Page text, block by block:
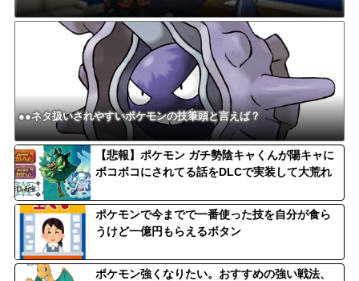
●●ネタ扱いされやすいポケモンの技筆頭と言えば？
【悲報】ポケモン ガチ勢陰キャくんが陽キャに
ボコボコにされてる話をDLCで実装して大荒れ
ポケモンで今までで一番使った技を自分が食ら
うけど一億円もらえるボタン
ポケモン強くなりたい。おすすめの強い戦法、